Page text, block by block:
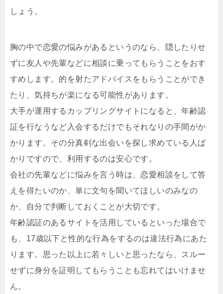
しょう。
胸の中で恋愛の悩みがあるというのなら、隠したりせ
ずに友人や先輩などに相談に乗ってもらうことをおす
すめします。的を射たアドバイスをもらうことができ
たり、気持ちが楽になる可能性があります。
大手が運用するカップリングサイトになると、年齢認
証を行なうなど入会するだけでもそれなりの手間がか
かります。その分真剣な出会いを探し求めている人ば
かりですので、利用するのは安心です。
会社の先輩などに悩みを言う時は、恋愛相談をして答
えを得たいのか、単に文句を聞いてほしいのみなの
か、自分で判断しておくことが大切です。
年齢認証のあるサイトを活用しているといった場合で
も、17歳以下と性的な行為をするのは違法行為にあた
ります。思った以上に若々しいと思ったなら、スルー
せずに身分を証明してもらうことも忘れてはいけませ
ん。